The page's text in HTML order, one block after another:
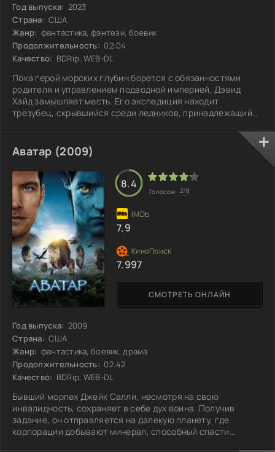
Год выпуска: 2023
Страна: США
Жанр: фантастика, фэнтези, боевик
Продолжительность: 02:04
Качество: BDRip, WEB-DL
Пока герой морских глубин борется с обязанностями
родителя и управлением подводной империей, Дэвид
Хайд замышляет месть. Его экспедиция находит
трезубец, скрывшийся среди ледников, принадлежащий
становится грозным противником. Чтобы предотвратить
надвигающуюся катастрофу, нашему протагонисту
придется заключить сложную сделку: помочь своему
младшему брату сбежать из заключения, куда тот попал
по его
Аватар (2009)
Год выпуска: 2009
Страна: США
Жанр: фантастика, боевик, драма
Продолжительность: 02:42
Качество: BDRip, WEB-DL
Бывший морпех Джейк Салли, несмотря на свою
инвалидность, сохраняет в себе дух воина. Получив
задание, он отправляется на далекую планету, где
корпорации добывают минерал, способный спасти
СМОТРЕТЬ ОНЛАЙН
8.4
Голосов: 218
7.9
7.997